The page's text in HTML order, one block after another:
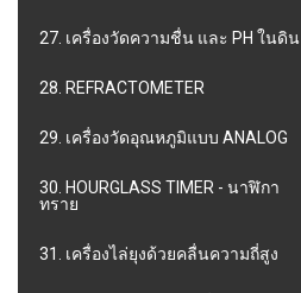
27. เครื่องวัดความชื่น และ PH ในดิน
28. REFRACTOMETER
29. เครื่องวัดอุณหภูมิแบบ ANALOG
30. HOURGLASS TIMER - นาฬิกา
ทราย
31. เครื่องไล่ยุงด้วยคลื่นความถี่สูง